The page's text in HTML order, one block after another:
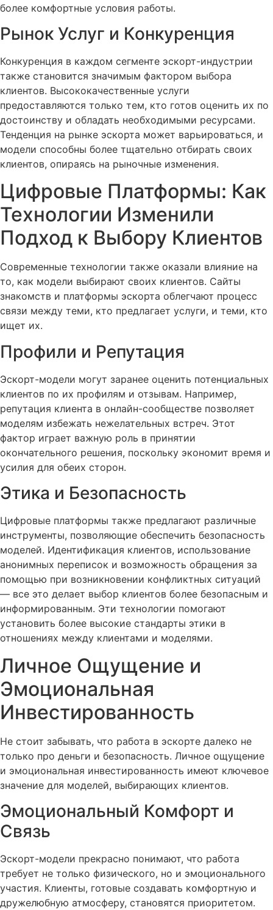
более комфортные условия работы.
Рынок Услуг и Конкуренция
Конкуренция в каждом сегменте эскорт-индустрии
также становится значимым фактором выбора
клиентов. Высококачественные услуги
предоставляются только тем, кто готов оценить их по
достоинству и обладать необходимыми ресурсами.
Тенденция на рынке эскорта может варьироваться, и
модели способны более тщательно отбирать своих
клиентов, опираясь на рыночные изменения.
Цифровые Платформы: Как
Технологии Изменили
Подход к Выбору Клиентов
Современные технологии также оказали влияние на
то, как модели выбирают своих клиентов. Сайты
знакомств и платформы эскорта облегчают процесс
связи между теми, кто предлагает услуги, и теми, кто
ищет их.
Профили и Репутация
Эскорт-модели могут заранее оценить потенциальных
клиентов по их профилям и отзывам. Например,
репутация клиента в онлайн-сообществе позволяет
моделям избежать нежелательных встреч. Этот
фактор играет важную роль в принятии
окончательного решения, поскольку экономит время и
усилия для обеих сторон.
Этика и Безопасность
Цифровые платформы также предлагают различные
инструменты, позволяющие обеспечить безопасность
моделей. Идентификация клиентов, использование
анонимных переписок и возможность обращения за
помощью при возникновении конфликтных ситуаций
— все это делает выбор клиентов более безопасным и
информированным. Эти технологии помогают
установить более высокие стандарты этики в
отношениях между клиентами и моделями.
Личное Ощущение и
Эмоциональная
Инвестированность
Не стоит забывать, что работа в эскорте далеко не
только про деньги и безопасность. Личное ощущение
и эмоциональная инвестированность имеют ключевое
значение для моделей, выбирающих клиентов.
Эмоциональный Комфорт и
Связь
Эскорт-модели прекрасно понимают, что работа
требует не только физического, но и эмоционального
участия. Клиенты, готовые создавать комфортную и
дружелюбную атмосферу, становятся приоритетом.